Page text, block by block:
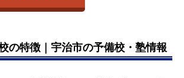
京
都
東京メトロ丸ノ内線御茶ノ水駅・本
郷三丁目駅徒歩5分
の特徴｜宇治市の予備校・塾情報